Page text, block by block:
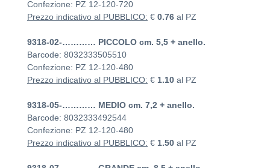
Confezione: PZ 12-120-720
Prezzo indicativo al PUBBLICO: € 0.76 al PZ
9318-02-………… PICCOLO cm. 5,5 + anello.
Barcode: 8032333505510
Confezione: PZ 12-120-480
Prezzo indicativo al PUBBLICO: € 1.10 al PZ
9318-05-………… MEDIO cm. 7,2 + anello.
Barcode: 8032333492544
Confezione: PZ 12-120-480
Prezzo indicativo al PUBBLICO: € 1.50 al PZ